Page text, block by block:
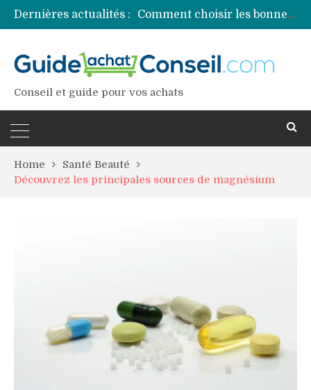
Dernières actualités :
Comment choisir les bonnes couleurs pour un projet tie and dye ?
Comment préparer sa piscine pour une période prolongée d’inutilisation ?
Conseil et guide pour vos achats
Home
Santé Beauté
Découvrez les principales sources de magnésium